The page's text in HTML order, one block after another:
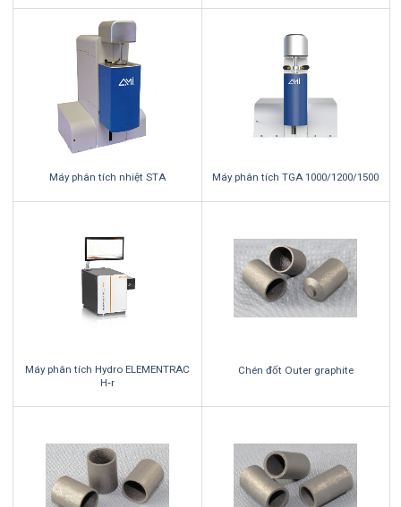
Máy phân tích nhiệt STA Máy phân tích TGA 1000/1200/1500
Máy phân tích Hydro ELEMENTRAC
H‑r
Chén đốt Outer graphite